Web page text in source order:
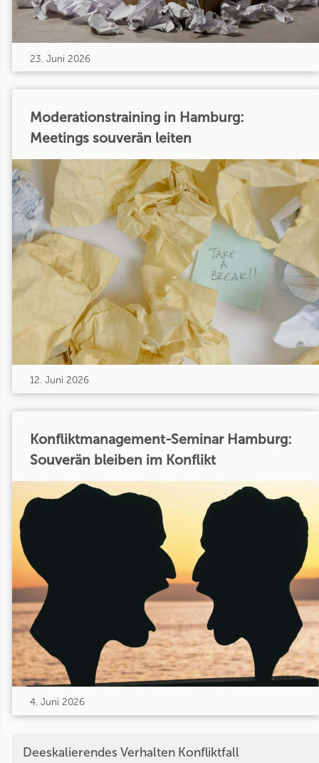
23. Juni 2026
Moderationstraining in Hamburg:
Meetings souverän leiten
12. Juni 2026
Konfliktmanagement-Seminar Hamburg:
Souverän bleiben im Konflikt
4. Juni 2026
Deeskalierendes Verhalten Konfliktfall